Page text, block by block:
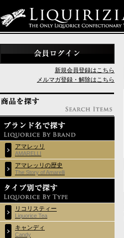
新規会員登録はこちら
メルマガ登録・解除はこちら
アマレッリ
AMARELLI
アマレッリの歴史
The Story of Amarelli
リコリスティー
Liquorice Tea
キャンディ
Candy